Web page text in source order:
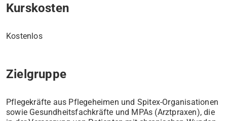
Kurskosten
Kostenlos
Zielgruppe
Pflegekräfte aus Pflegeheimen und Spitex-Organisationen
sowie Gesundheitsfachkräfte und MPAs (Arztpraxen), die